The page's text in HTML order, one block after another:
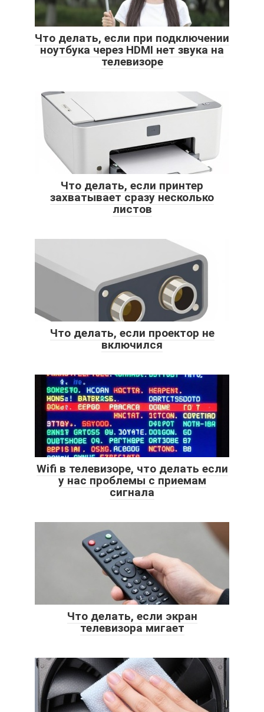
Что делать, если при подключении
ноутбука через HDMI нет звука на
телевизоре
Что делать, если принтер
захватывает сразу несколько
листов
Что делать, если проектор не
включился
Wifi в телевизоре, что делать если
у нас проблемы с приемам
сигнала
Что делать, если экран
телевизора мигает